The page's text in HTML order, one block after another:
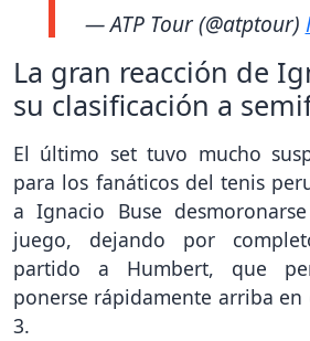
— ATP Tour (@atptour)
La gran reacción de
su clasificación a
El último set tuvo mucho
para los fanáticos del tenis
a Ignacio Buse
juego, dejando por
partido a Humbert, que
ponerse rápidamente arriba
3.